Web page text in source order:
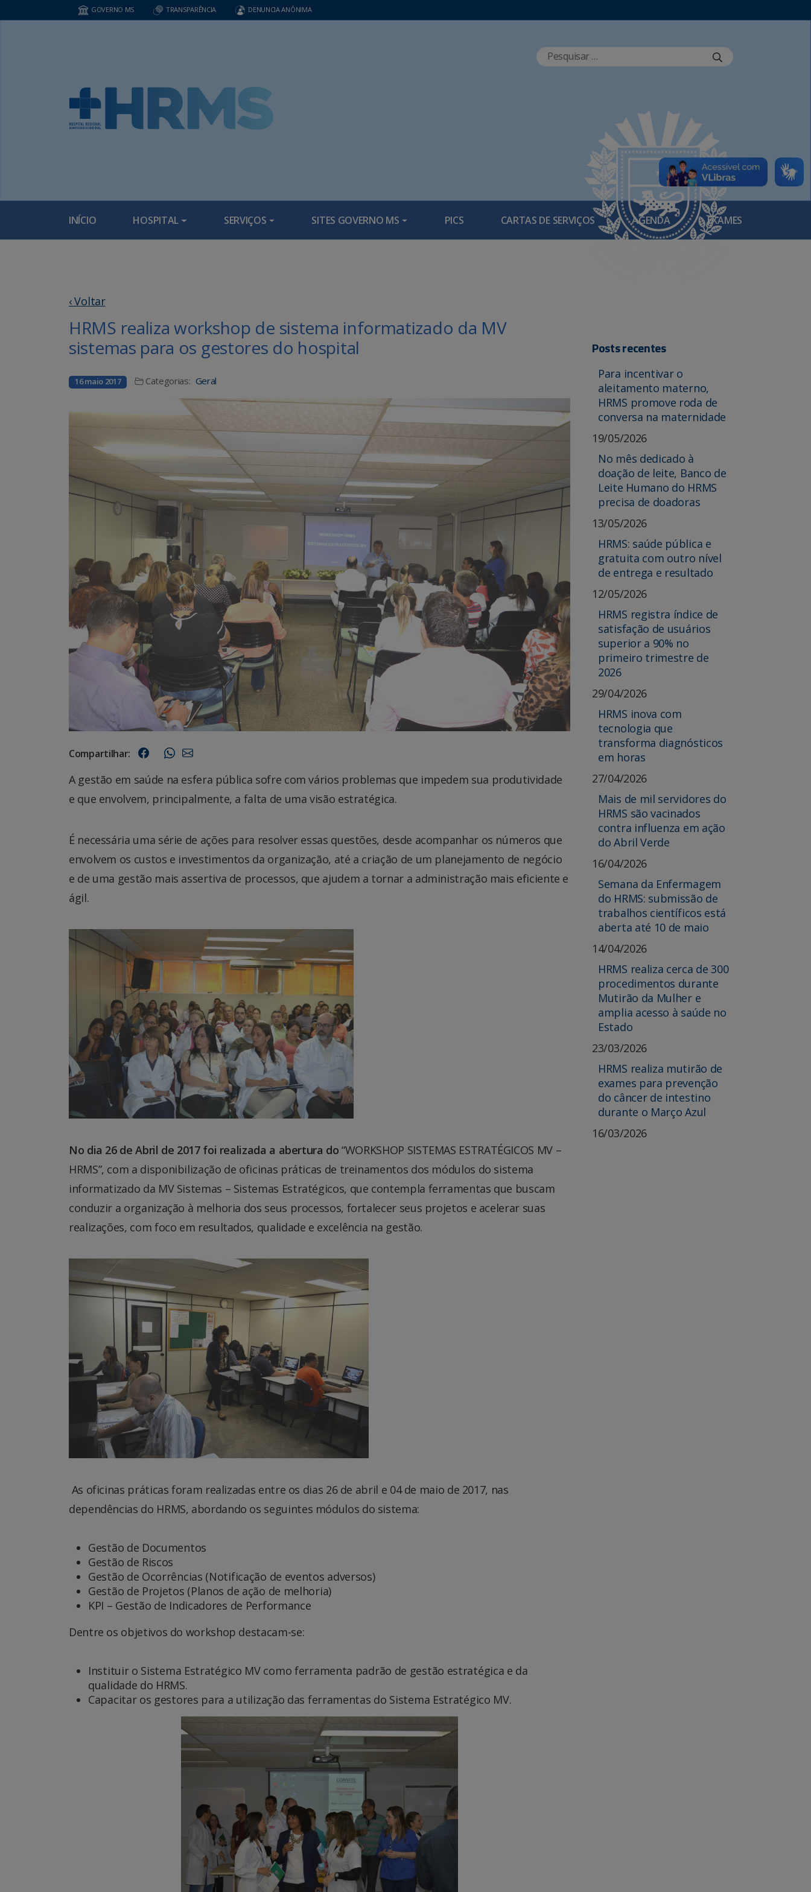
GOVERNO MS TRANSPARÊNCIA DENUNCIA ANÔNIMA
INÍCIO HOSPITAL SERVIÇOS SITES GOVERNO MS PICS CARTAS DE SERVIÇOS AGENDA EXAMES
‹ Voltar
HRMS realiza workshop de sistema informatizado da MV
sistemas para os gestores do hospital
16 maio 2017 Categorias: Geral
Compartilhar:
A gestão em saúde na esfera pública sofre com vários problemas que impedem sua produtividade
e que envolvem, principalmente, a falta de uma visão estratégica.
É necessária uma série de ações para resolver essas questões, desde acompanhar os números que
envolvem os custos e investimentos da organização, até a criação de um planejamento de negócio
e de uma gestão mais assertiva de processos, que ajudem a tornar a administração mais eficiente e
ágil.
No dia 26 de Abril de 2017 foi realizada a abertura do “WORKSHOP SISTEMAS ESTRATÉGICOS MV –
HRMS”, com a disponibilização de oficinas práticas de treinamentos dos módulos do sistema
informatizado da MV Sistemas – Sistemas Estratégicos, que contempla ferramentas que buscam
conduzir a organização à melhoria dos seus processos, fortalecer seus projetos e acelerar suas
realizações, com foco em resultados, qualidade e excelência na gestão.
As oficinas práticas foram realizadas entre os dias 26 de abril e 04 de maio de 2017, nas
dependências do HRMS, abordando os seguintes módulos do sistema:
Gestão de Documentos
Gestão de Riscos
Gestão de Ocorrências (Notificação de eventos adversos)
Gestão de Projetos (Planos de ação de melhoria)
KPI – Gestão de Indicadores de Performance
Dentre os objetivos do workshop destacam-se:
Instituir o Sistema Estratégico MV como ferramenta padrão de gestão estratégica e da
qualidade do HRMS.
Capacitar os gestores para a utilização das ferramentas do Sistema Estratégico MV.
Posts recentes
Para incentivar o
aleitamento materno,
HRMS promove roda de
conversa na maternidade
19/05/2026
No mês dedicado à
doação de leite, Banco de
Leite Humano do HRMS
precisa de doadoras
13/05/2026
HRMS: saúde pública e
gratuita com outro nível
de entrega e resultado
12/05/2026
HRMS registra índice de
satisfação de usuários
superior a 90% no
primeiro trimestre de
2026
29/04/2026
HRMS inova com
tecnologia que
transforma diagnósticos
em horas
27/04/2026
Mais de mil servidores do
HRMS são vacinados
contra influenza em ação
do Abril Verde
16/04/2026
Semana da Enfermagem
do HRMS: submissão de
trabalhos científicos está
aberta até 10 de maio
14/04/2026
HRMS realiza cerca de 300
procedimentos durante
Mutirão da Mulher e
amplia acesso à saúde no
Estado
23/03/2026
HRMS realiza mutirão de
exames para prevenção
do câncer de intestino
durante o Março Azul
16/03/2026